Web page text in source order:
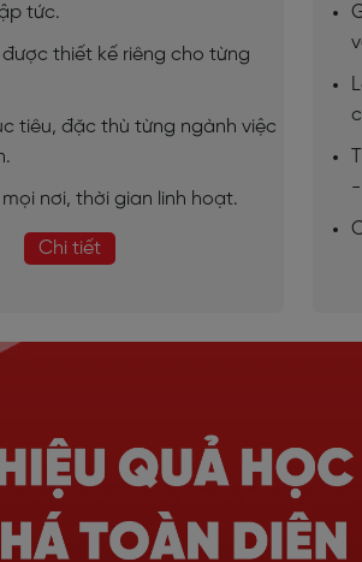
tức.
thiết kế riêng cho từng
tiêu, đặc thù từng ngành việc
nơi, thời gian linh hoạt.
Chi tiết
-